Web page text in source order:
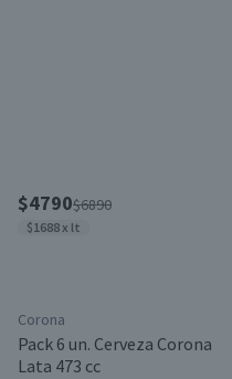
$4790$6890
$1688 x lt
Corona
Pack 6 un. Cerveza Corona
Lata 473 cc